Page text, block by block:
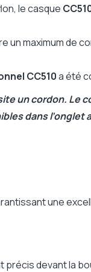
le casque
un maximum de
CC510a été
un cordon. Le
dans
une
devant la